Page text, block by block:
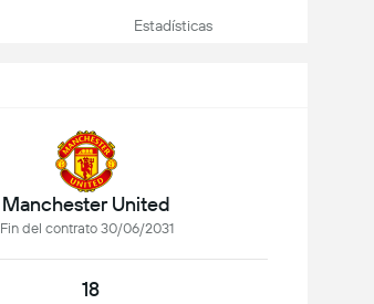
Estadísticas
Manchester United
Fin del contrato 30/06/2031
18